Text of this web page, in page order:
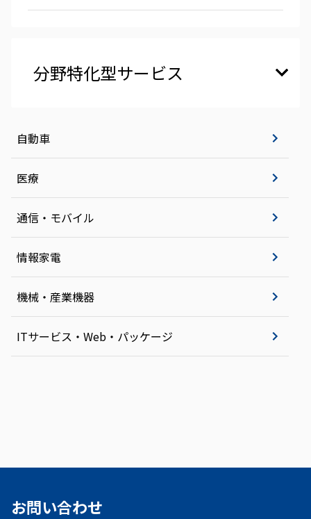
分野特化型サービス
自動車
医療
通信・モバイル
情報家電
機械・産業機器
ITサービス・Web・パッケージ
お問い合わせ